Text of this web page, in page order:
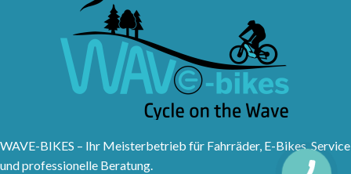
WAVE-BIKES – Ihr Meisterbetrieb für Fahrräder, E-Bikes, Service
und professionelle Beratung.